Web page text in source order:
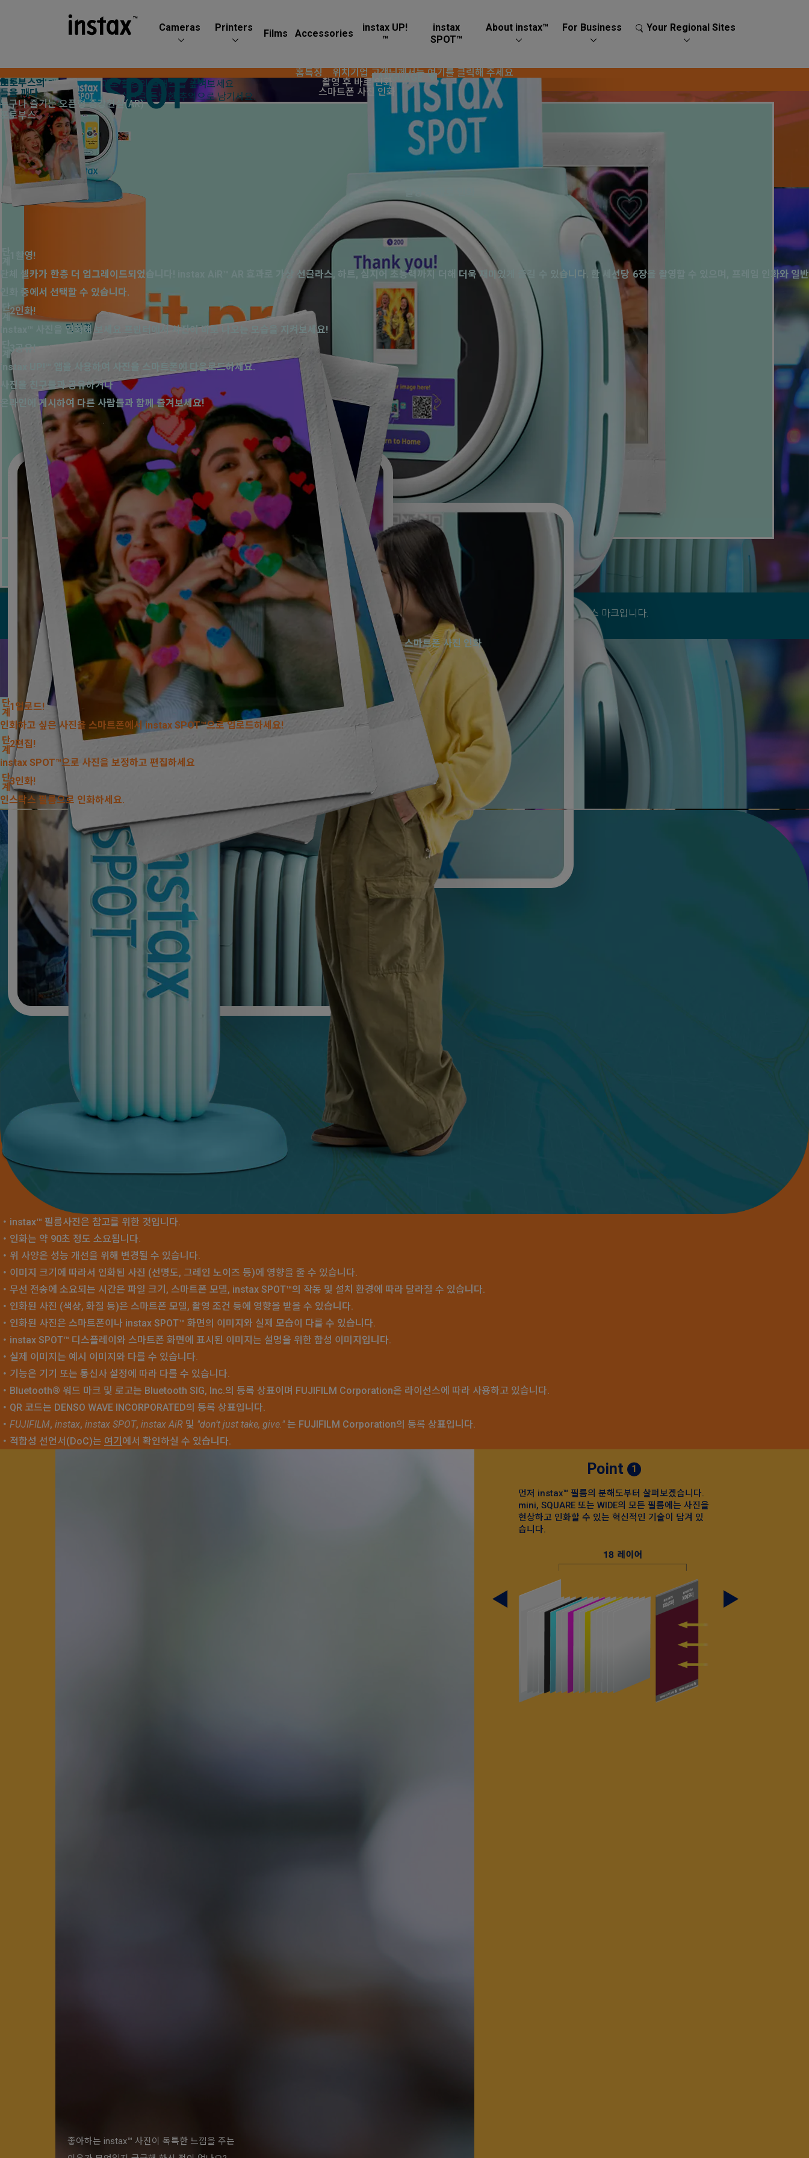
Cameras Printers
Films Accessories
instax UP!
™
instax
SPOT™
About instax™ For Business Your Regional Sites
홈특징
촬영 후 바로 인화
스마트폰 사진 인화
위치 기업 고객님께서는 여기를 클릭해 주세요
내장된 인터랙티브 AR 효과로 촬영의 클래스를 높여보세요.
instax™만의 감성으로 찰나의 순간을 특별한 추억으로 남기세요.
포토부스의
틀을 깨다
누구나 즐기는 오픈형 증강현실(AR)
포토부스
탁상형
스탠딩형
정보2026년05월15일신규instax SPOT™ 스페셜 웹사이트 오픈.
instax SPOT™은 새로운 instax™ 포토부스입니다 !
・ AR 효과를 적용해 사진을 찍고 바로 인화할 수 있습니다.
・ 스마트폰에 저장된 사진을 인화할 수 있습니다.
으로
친구들과
더욱 즐거운 시간 보내세요!
사진으로
Take a photo & print
Take a photo & print
Take a photo & print
Take a photo & print
Take a photo & print
Take a photo & print
Take a photo & print
Take a photo & print
Take a photo & print
Take a photo & print
Take a photo & print
Take a photo & print
Take a photo & print
Take a photo & print
Take a photo & print
Take a photo & print
Take a photo & print
Take a photo & print
촬영 & 인화
촬영!
단체 셀카가 한층 더 업그레이드되었습니다! instax AiR™ AR 효과로 가상 선글라스, 하트, 심지어 초능력까지 더해 더욱 재미있게 즐길 수 있습니다. 한 세션당 6장을 촬영할 수 있으며, 프레임 인화와 일반
인화 중에서 선택할 수 있습니다.
단계2인화!
instax™ 사진을 인화해 보세요.프린터에서 사진이 바로 나오는 모습을 지켜보세요!
단계 3공유!
instax UP!™ 앱을 사용하여 사진을 스마트폰에 다운로드하세요.
사진을 친구들과 공유하거나
온라인에 게시하여 다른 사람들과 함께 즐겨보세요!
※Apple 및 Apple 로고는 미국 및 기타 국가와 지역에서 등록된 상표입니다. App Store는 Apple Inc.의 서비스 마크입니다.
Google Play 및 Google Play 로고는 Google LLC의 상표입니다.
Print from your phone
Print from your phone
Print from your phone
Print from your phone
Print from your phone
Print from your phone
Print from your phone
Print from your phone
Print from your phone
Print from your phone
Print from your phone
Print from your phone
Print from your phone
Print from your phone
Print from your phone
Print from your phone
Print from your phone
Print from your phone
Print from your phone
스마트폰 사진 인화
스마트폰 사진을인스탁스만의
감성이 담긴 필름으로인화해보세요!
단계1업로드!
인화하고 싶은 사진을 스마트폰에서 instax SPOT™으로 업로드하세요!
단계2편집!
instax SPOT™으로 사진을 보정하고 편집하세요
단계3인화!
인스탁스 필름으로 인화하세요.
・ instax™ 필름사진은 참고를 위한 것입니다.
・ 인화는 약 90초 정도 소요됩니다.
・ 위 사양은 성능 개선을 위해 변경될 수 있습니다.
・ 이미지 크기에 따라서 인화된 사진 (선명도, 그레인 노이즈 등)에 영향을 줄 수 있습니다.
・ 무선 전송에 소요되는 시간은 파일 크기, 스마트폰 모델, instax SPOT™의 작동 및 설치 환경에 따라 달라질 수 있습니다.
・ 인화된 사진 (색상, 화질 등)은 스마트폰 모델, 촬영 조건 등에 영향을 받을 수 있습니다.
・ 인화된 사진은 스마트폰이나 instax SPOT™ 화면의 이미지와 실제 모습이 다를 수 있습니다.
・ instax SPOT™ 디스플레이와 스마트폰 화면에 표시된 이미지는 설명을 위한 합성 이미지입니다.
・ 실제 이미지는 예시 이미지와 다를 수 있습니다.
・ 기능은 기기 또는 통신사 설정에 따라 다를 수 있습니다.
・ Bluetooth® 워드 마크 및 로고는 Bluetooth SIG, Inc.의 등록 상표이며 FUJIFILM Corporation은 라이선스에 따라 사용하고 있습니다.
・ QR 코드는 DENSO WAVE INCORPORATED의 등록 상표입니다.
・ FUJIFILM, instax, instax SPOT, instax AiR 및 "don’t just take, give."는 FUJIFILM Corporation의 등록 상표입니다.
・ 적합성 선언서(DoC)는 여기 에서 확인하실 수 있습니다.
좋아하는 instax™ 사진이 독특한 느낌을 주는
Point 1
먼저 instax™ 필름의 분해도부터 살펴보겠습니다.
mini, SQUARE 또는 WIDE의 모든 필름에는 사진을
현상하고 인화할 수 있는 혁신적인 기술이 담겨 있
습니다.